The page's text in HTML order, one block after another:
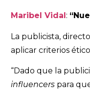
Maribel Vidal :
La publicista,
aplicar criterios
“Dado que la
influencers para